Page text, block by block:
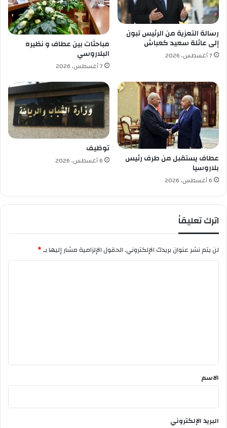
و
ن
.
1
ل
م
ا
ل
ا
ف
ر
ق
ي
ا
ف
ر
ي
ا
ض
ا
ل
ي
ج
رسالة التعزية من الرئيس تبون
إلى عائلة سعيد كعباش
7 أغسطس، 2026
مباحثات بين عطاف و نظيره
البلاروسي
7 أغسطس، 2026
عطاف يستقبل من طرف رئيس
بلاروسيا
6 أغسطس، 2026
توظيف
6 أغسطس، 2026
اترك تعليقاً
لن يتم نشر عنوان بريدك الإلكتروني.الحقول الإلزامية مشار إليها بـ*
*
الاسم
البريد الإلكتروني